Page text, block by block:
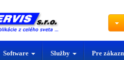
Software Služby Pre